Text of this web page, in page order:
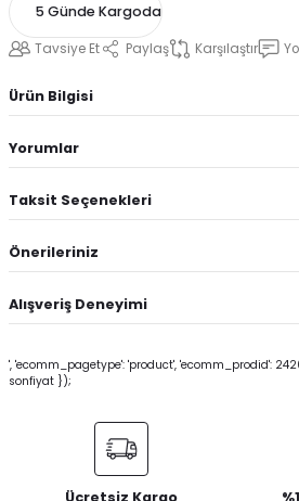
5 Günde Kargoda
Tavsiye Et Paylaş Karşılaştır
Ürün Bilgisi
Yorumlar
Taksit Seçenekleri
Önerileriniz
Alışveriş Deneyimi
', 'ecomm_pagetype': 'product', 'ecomm_prodid':
sonfiyat });
Ücretsiz Kargo